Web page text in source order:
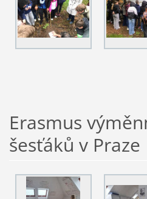
Erasmus
šesťáků v Praze